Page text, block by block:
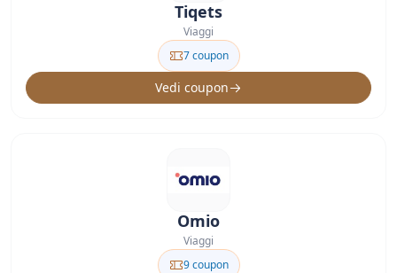
Tiqets
Viaggi
7 coupon
Vedi coupon
Omio
Viaggi
9 coupon